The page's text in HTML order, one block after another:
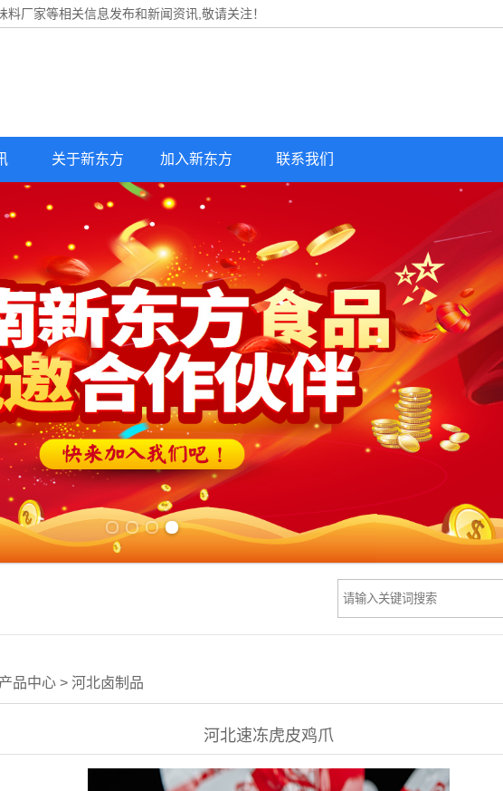
料厂家等相关信息发布和新闻资讯,敬请关注！
关于新东方 加入新东方 联系我们
产品中心 > 河北卤制品
河北速冻虎皮鸡爪